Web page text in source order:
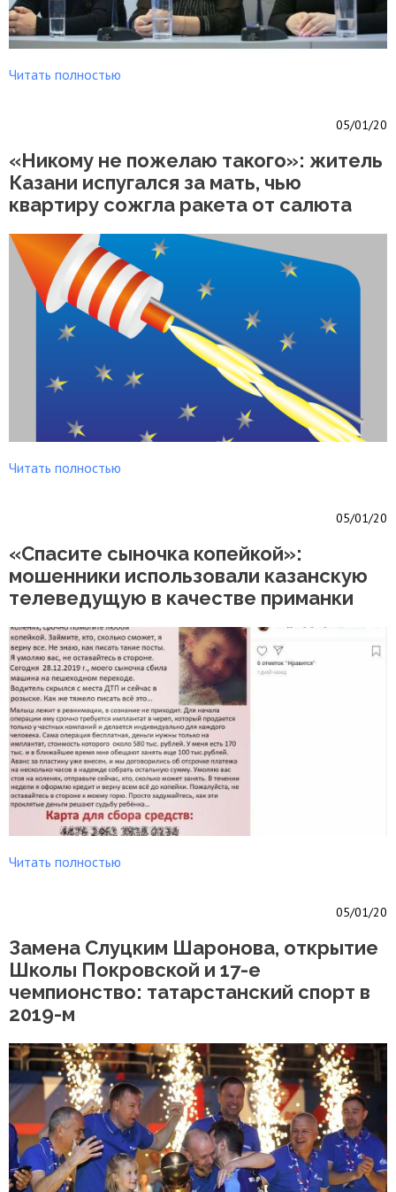
Читать полностью
05/01/20
«Никому не пожелаю такого»: житель
Казани испугался за мать, чью
квартиру сожгла ракета от салюта
Читать полностью
05/01/20
«Спасите сыночка копейкой»:
мошенники использовали казанскую
телеведущую в качестве приманки
Читать полностью
05/01/20
Замена Слуцким Шаронова, открытие
Школы Покровской и 17-е
чемпионство: татарстанский спорт в
2019-м